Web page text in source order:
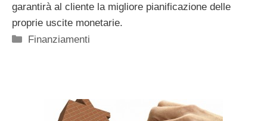
garantirà al cliente la migliore pianificazione delle
proprie uscite monetarie.
Categorie
Finanziamenti